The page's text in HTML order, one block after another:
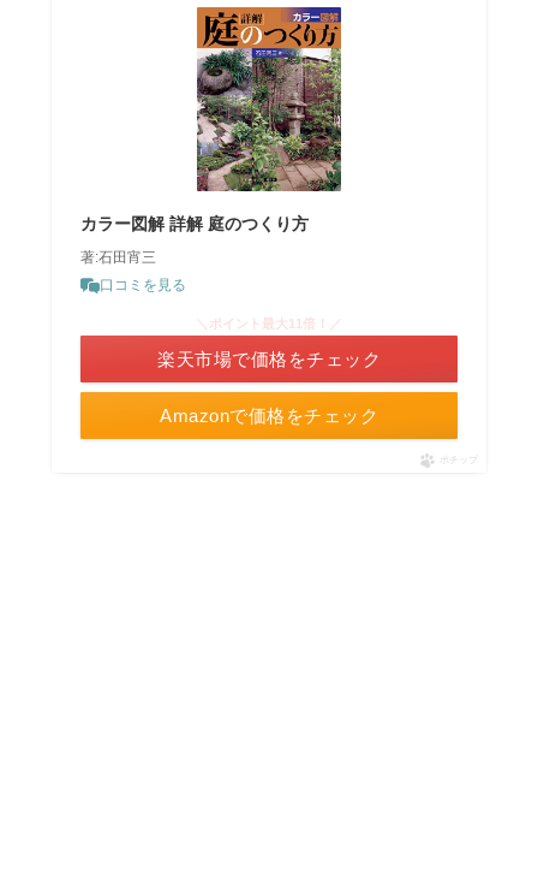
カラー図解 詳解 庭のつくり方
著:石田宵三
口コミを見る
Amazonで価格をチェック
＼ポイント最大11倍！／
楽天市場で価格をチェック
ポチップ